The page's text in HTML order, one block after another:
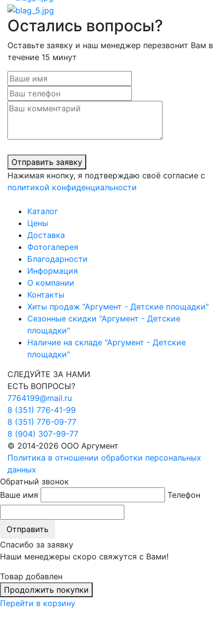
Остались вопросы?
Оставьте заявку и наш менеджер перезвонит Вам в
течение 15 минут
Отправить заявку
Нажимая кнопку, я подтверждаю своё согласие с
политикой конфиденциальности
Каталог
Цены
Доставка
Фотогалерея
Благодарности
Информация
О компании
Контакты
Хиты продаж "Аргумент - Детские площадки"
Сезонные скидки "Аргумент - Детские
площадки"
Наличие на складе "Аргумент - Детские
площадки"
СЛЕДУЙТЕ ЗА НАМИ
ЕСТЬ ВОПРОСЫ?
7764199@mail.ru
8 (351) 776-41-99
8 (351) 776-09-77
8 (904) 307-99-77
© 2014-2026 ООО Аргумент
Политика в отношении обработки персональных
данных
Обратный звонок
Ваше имя
Телефон
Отправить
Спасибо за заявку
Наши менеджеры скоро свяжутся с Вами!
Товар добавлен
Продолжить покупки
Перейти в корзину